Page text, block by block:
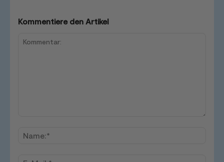
Kommentiere den Artikel